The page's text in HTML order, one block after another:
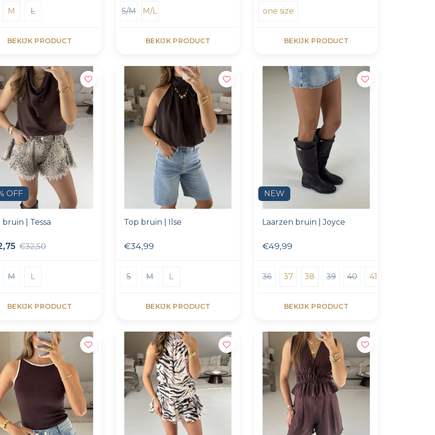
M L
BEKIJK PRODUCT
S/M M/L
BEKIJK PRODUCT
one size
BEKIJK PRODUCT
OFF
bruin | Tessa
€32,50
M L
BEKIJK PRODUCT
Top bruin | Ilse
€34,99
S M L
BEKIJK PRODUCT
NEW
Laarzen bruin | Joyce
€49,99
36 37 38 39 40 41
BEKIJK PRODUCT